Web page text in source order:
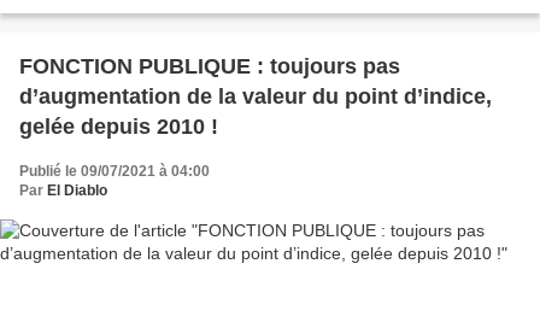
FONCTION PUBLIQUE : toujours pas
d’augmentation de la valeur du point d’indice,
gelée depuis 2010 !
Publié le 09/07/2021 à 04:00
Par El Diablo